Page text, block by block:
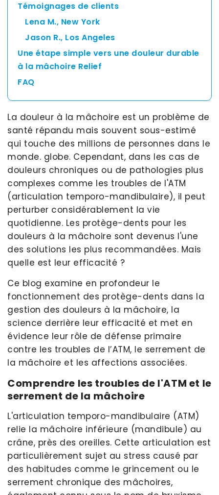
Témoignages de clients
Lena M., New York
Jason R., Los Angeles
Une étape simple vers une douleur durable
à la mâchoire Relief
FAQ
La douleur à la mâchoire est un problème de
santé répandu mais souvent sous-estimé
qui touche des millions de personnes dans le
monde. globe. Cependant, dans les cas de
douleurs chroniques ou de pathologies plus
complexes comme les troubles de l'ATM
(articulation temporo-mandibulaire), il peut
perturber considérablement la vie
quotidienne. Les protège-dents pour les
douleurs à la mâchoire sont devenus l'une
des solutions les plus recommandées. Mais
quelle est leur efficacité ?
Ce blog examine en profondeur le
fonctionnement des protège-dents dans la
gestion des douleurs à la mâchoire, la
science derrière leur efficacité et met en
évidence leur rôle de défense primaire
contre les troubles de l’ATM, le serrement de
la mâchoire et les affections associées.
Comprendre les troubles de l'ATM et le
serrement de la mâchoire
L'articulation temporo-mandibulaire (ATM)
relie la mâchoire inférieure (mandibule) au
crâne, près des oreilles. Cette articulation est
particulièrement sujet au stress causé par
des habitudes comme le grincement ou le
serrement chronique des mâchoires,